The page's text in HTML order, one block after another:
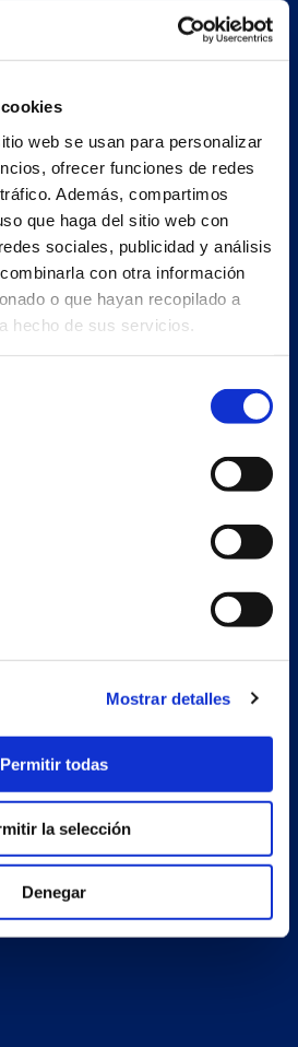
web se usan para personalizar
ofrecer funciones de redes
Además, compartimos
que haga del sitio web con
sociales, publicidad y análisis
con otra información
o que hayan recopilado a
hecho de sus servicios.
Mostrar detalles
Permitir todas
la selección
Denegar